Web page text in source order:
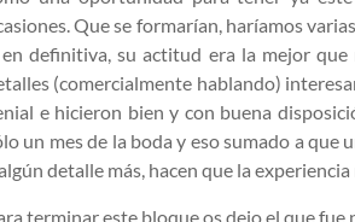
Que se formarían, haríamos
en definitiva, su actitud era la mejor
(comercialmente hablando)
e hicieron bien y con buena
un mes de la boda y eso sumado a que
detalle más, hacen que la
terminar este bloque os dejo el que fue